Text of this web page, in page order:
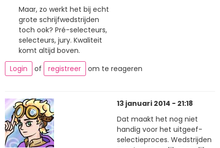
Maar, zo werkt het bij echt
grote schrijfwedstrijden
toch ook? Pré-selecteurs,
selecteurs, jury. Kwaliteit
komt altijd boven.
Login
of registreer om te reageren
13 januari 2014 - 21:18
Dat maakt het nog niet
handig voor het uitgeef-
selectieproces. Wedstrijden